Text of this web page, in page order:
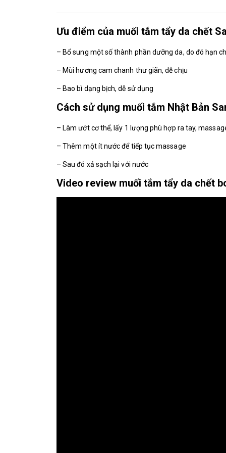
Ưu điểm của muối tắm tẩy da chết
– Bổ sung một số thành phần dưỡng da, do đó hạn
– Mùi hương cam chanh thư giãn, dễ chịu
– Bao bì dạng bịch, dễ sử dụng
Cách sử dụng muối tắm Nhật Bản
– Làm ướt cơ thể, lấy 1 lượng phù hợp ra tay,
– Thêm một ít nước để tiếp tục massage
– Sau đó xả sạch lại với nước
Video review muối tắm tẩy da chết